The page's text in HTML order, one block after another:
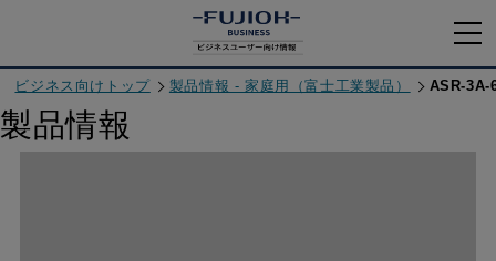
ビジネス向けトップ 製品情報 - 家庭用（富士工業製品） ASR-3A-
製品情報